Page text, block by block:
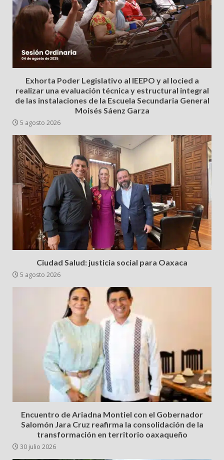
Exhorta Poder Legislativo al IEEPO y al Iocied a
realizar una evaluación técnica y estructural integral
de las instalaciones de la Escuela Secundaria General
Moisés Sáenz Garza
5 agosto 2026
Ciudad Salud: justicia social para Oaxaca
5 agosto 2026
Encuentro de Ariadna Montiel con el Gobernador
Salomón Jara Cruz reafirma la consolidación de la
transformación en territorio oaxaqueño
30 julio 2026